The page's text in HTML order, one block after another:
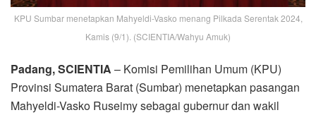
KPU Sumbar menetapkan Mahyeldi-Vasko menang Pilkada Serentak 2024,
Kamis (9/1). (SCIENTIA/Wahyu Amuk)
Padang, SCIENTIA – Komisi Pemilihan Umum (KPU)
Provinsi Sumatera Barat (Sumbar) menetapkan pasangan
Mahyeldi-Vasko Ruseimy sebagai gubernur dan wakil